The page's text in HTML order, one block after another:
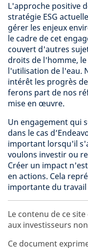
L'approche positive
stratégie ESG
gérer les enjeux
le cadre de cet
couvert d'autres
droits de l'homme,
l'utilisation de l'eau.
intérêt les progrès
ferons part de nos
mise en œuvre.
Un engagement qui
dans le cas
important lorsqu'il
voulons investir ou
Créer un impact
en actions. Cela
importante du travail
Le contenu de ce
aux investisseurs
Ce document